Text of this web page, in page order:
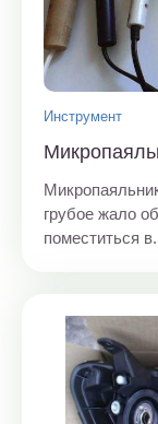
Инструмент
грубое жало
поместиться